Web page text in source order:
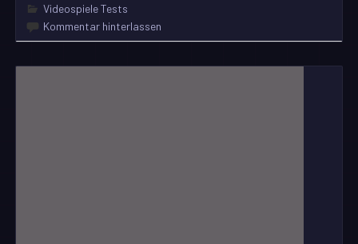
Videospiele Tests
Kommentar hinterlassen